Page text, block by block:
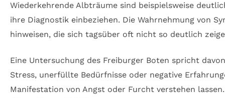
Wiederkehrende Albträume sind beispielsweise
ihre Diagnostik einbeziehen. Die Wahrnehmung von
hinweisen, die sich tagsüber oft nicht so deutlich
Eine Untersuchung des Freiburger Boten spricht
Stress, unerfüllte Bedürfnisse oder negative
Manifestation von Angst oder Furcht verstehen